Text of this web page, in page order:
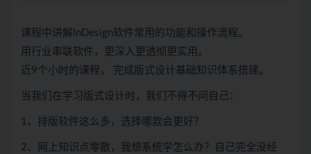
课程中讲解InDesign软件常用的功能和操作流程。
用行业串联软件，更深入更透彻更实用。
近9个小时的课程， 完成版式设计基础知识体系搭建。
当我们在学习版式设计时，我们不得不问自己：
1、排版软件这么多，选择哪款会更好？
2、网上知识点零散，我想系统学怎么办？自己完全没经